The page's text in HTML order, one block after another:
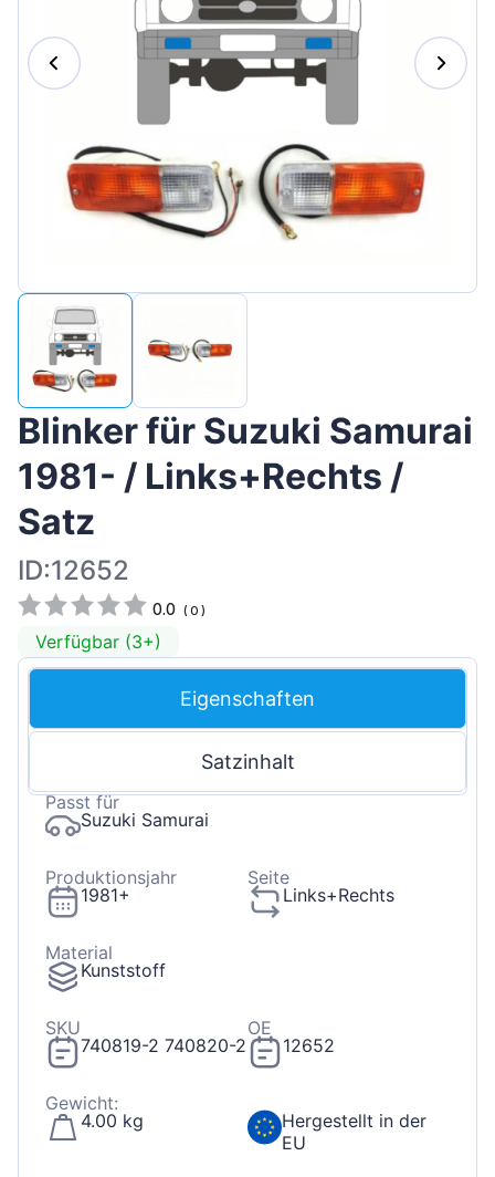
Magyar
Lietuvių
Hrvatski
Slovenian
Latvian
Slovenčina
Blinker für Suzuki Samurai
1981- / Links+Rechts /
Satz
ID:12652
0.0 (0 )
Verfügbar (3+)
Eigenschaften
Satzinhalt
Passt für
Suzuki Samurai
Produktionsjahr
1981+
Seite
Links+Rechts
Material
Kunststoff
SKU
740819-2 740820-2
OE
12652
Gewicht:
4.00 kg
Hergestellt in der
EU